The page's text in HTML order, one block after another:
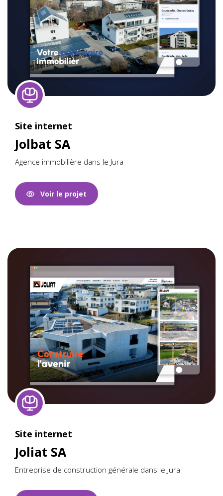
Site internet
Jolbat SA
Agence immobilière dans le Jura
Voir le projet
Site internet
Joliat SA
Entreprise de construction générale dans le Jura